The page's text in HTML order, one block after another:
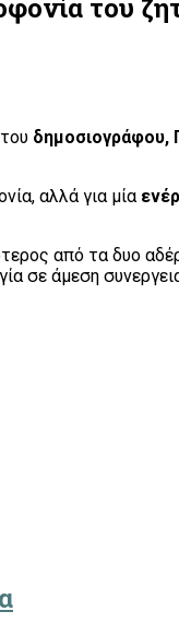
του
δημοσιογράφου,
αλλά για μία
από τα δυο
σε άμεση